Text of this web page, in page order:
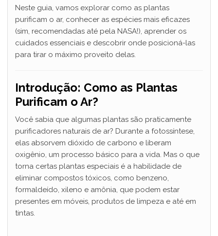
Neste guia, vamos explorar como as plantas
purificam o ar, conhecer as espécies mais eficazes
(sim, recomendadas até pela NASA!), aprender os
cuidados essenciais e descobrir onde posicioná-las
para tirar o máximo proveito delas.
Introdução: Como as Plantas
Purificam o Ar?
Você sabia que algumas plantas são praticamente
purificadores naturais de ar? Durante a fotossíntese,
elas absorvem dióxido de carbono e liberam
oxigênio, um processo básico para a vida. Mas o que
torna certas plantas especiais é a habilidade de
eliminar compostos tóxicos, como benzeno,
formaldeído, xileno e amônia, que podem estar
presentes em móveis, produtos de limpeza e até em
tintas.